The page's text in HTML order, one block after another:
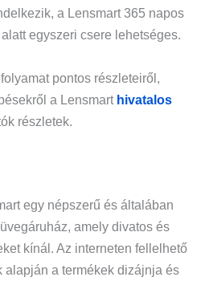
a Lensmart 365 napos
egyszeri csere lehetséges.​
pontos részleteiről,
a Lensmart hivatalos
részletek.
egy népszerű és általában
amely divatos és
kínál. Az interneten fellelhető
a termékek dizájnja és